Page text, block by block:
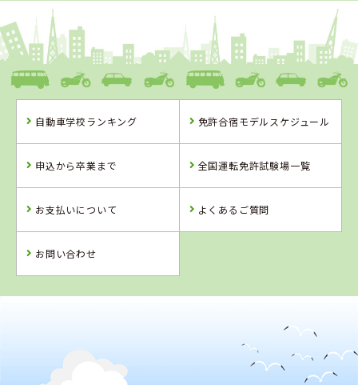
1
福島県
タイヘイドライバーズスクール
詳 細 予 約
バーズスクール
予 約
ングスクール
自動車学校ランキング 免許合宿モデルスケジュール
申込から卒業まで 全国運転免許試験場一覧
お支払いについて よくあるご質問
お問い合わせ